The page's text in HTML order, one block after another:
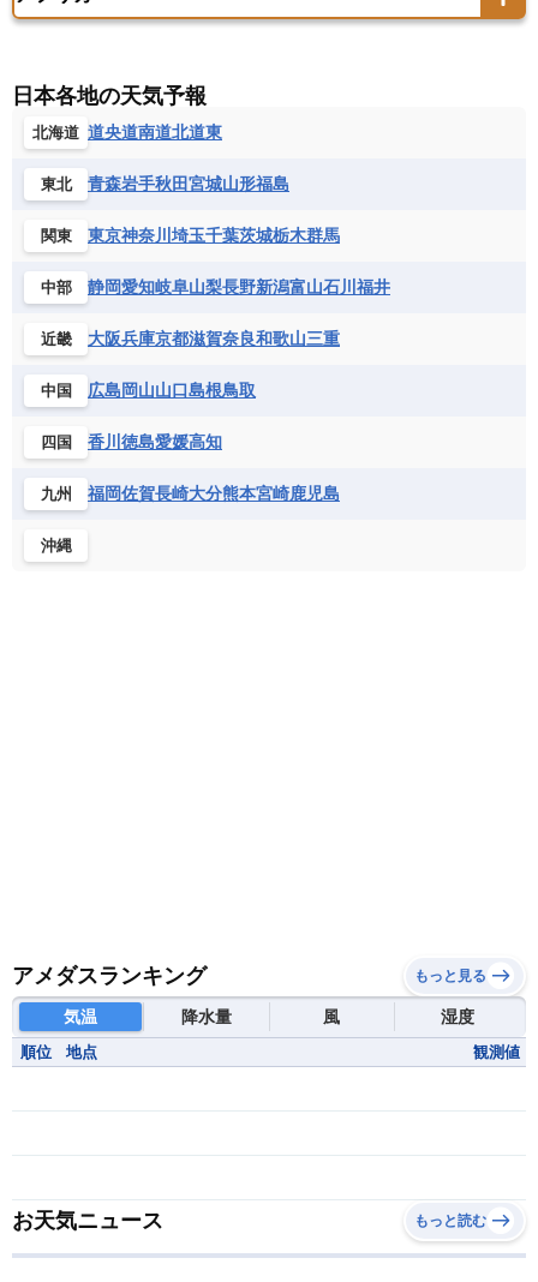
バーレーン ヨルダン レバノン
スロバキア
スロベニア共和国
チェコ
デンマーク
フランス
ベルギー
ボスニア・ヘルツェゴビナ
モナコ公国
モルドバ
モンテネグロ
ラトビア
リトアニア
リヒテンシュタイン
北マケドニア
ツバル トンガ ナウル共和国
ニウエ
バヌアツ
パプアニューギニア
ワリス・フテュナ
アメリカ領バージン諸島
キューバ
グアテマラ
グレナダ
ケイマン諸島
コロンビア
ジャマイカ
セントクリストファー・ネービス
セントビンセント及びグレナディーン諸島
セントルシア
チリ
トリニダード・トバゴ
ドミニカ共和国
ニカラグア共和国
ハイチ共和国
バルバドス
パナマ
フランス領ギアナ
ベネズエラ
ベリーズ
ボリビア
メキシコ
エジプト
エスワティニ王国
エリトリア国
カメルーン
ギニアビサウ共和国
ケニア
コンゴ共和国
コンゴ民主共和国
コートジボワール
サントメ・プリンシペ民主共和国
ザンビア共和国
シエラレオネ共和国
ジブチ共和国
ジンバブエ
セントヘレナ諸島
セーシェル
チュニジア
ナミビア
ニジェール
ブルキナファソ
マダガスカル
日本各地の天気予報
北海道 道央道南道北道東
東北 青森岩手秋田宮城山形福島
関東 東京神奈川 埼玉千葉茨城栃木群馬
中部 静岡愛知岐阜山梨長野新潟富山石川 福井
近畿 大阪兵庫京都滋賀奈良和歌山三重
中国 広島岡山山口島根鳥取
四国 香川 徳島愛媛高知
九州 福岡佐賀長崎大分熊本宮崎鹿児島
沖縄
アメダスランキング もっと見る
気温 降水量 風 湿度
順位 地点 観測値
お天気ニュース もっと読む